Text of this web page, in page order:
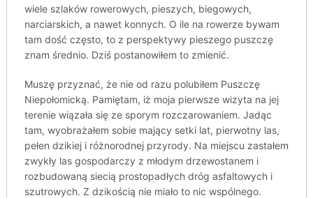
wiele szlaków rowerowych, pieszych, biegowych,
narciarskich, a nawet konnych. O ile na rowerze bywam
tam dość często, to z perspektywy pieszego puszczę
znam średnio. Dziś postanowiłem to zmienić.
Muszę przyznać, że nie od razu polubiłem Puszczę
Niepołomicką. Pamiętam, iż moja pierwsze wizyta na jej
terenie wiązała się ze sporym rozczarowaniem. Jadąc
tam, wyobrażałem sobie mający setki lat, pierwotny las,
pełen dzikiej i różnorodnej przyrody. Na miejscu zastałem
zwykły las gospodarczy z młodym drzewostanem i
rozbudowaną siecią prostopadłych dróg asfaltowych i
szutrowych. Z dzikością nie miało to nic wspólnego.